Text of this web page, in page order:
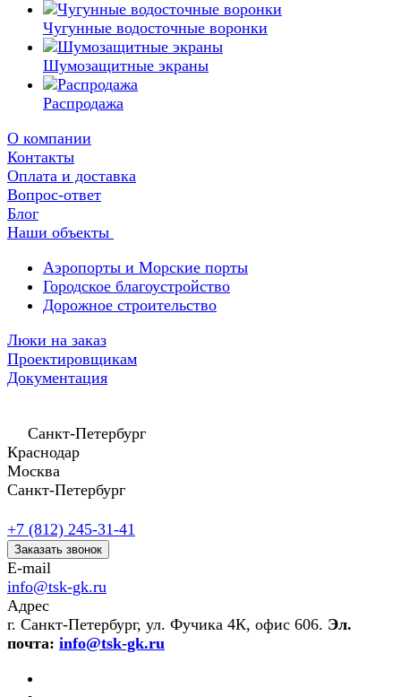
Чугунные водосточные воронки
Шумозащитные экраны
Распродажа
О компании
Контакты
Оплата и доставка
Вопрос-ответ
Блог
Наши объекты
Аэропорты и Морские порты
Городское благоустройство
Дорожное строительство
Люки на заказ
Проектировщикам
Документация
Санкт-Петербург
Краснодар
Москва
Санкт-Петербург
+7 (812) 245-31-41
Заказать звонок
E-mail
info@tsk-gk.ru
Адрес
г. Санкт-Петербург, ул. Фучика 4К, офис 606. Эл.
почта: info@tsk-gk.ru